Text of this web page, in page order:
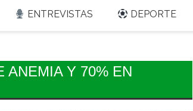
ENTREVISTAS DEPORTE
ANEMIA Y 70% EN